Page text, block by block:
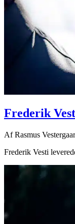
Frederik
AfRasmus
Frederik Vesti